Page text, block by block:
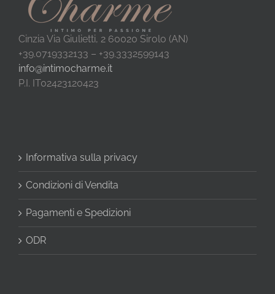
Cinzia Via Giulietti, 2 60020 Sirolo (AN)
+39.0719332133 – +39.3332599143
info@intimocharme.it
P.I. IT02423120423
Informativa sulla privacy
Condizioni di Vendita
Pagamenti e Spedizioni
ODR